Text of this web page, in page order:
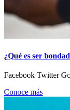
¿Qué es ser
Facebook Twitter
Conoce más